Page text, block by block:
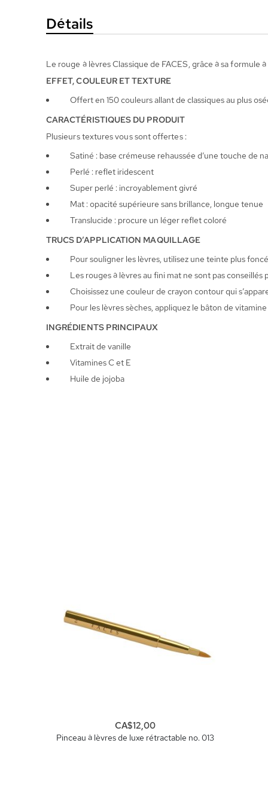
d’imagesDétails
Le rouge à lèvres Classique de FACES, grâce à sa
EFFET, COULEUR ET TEXTURE
Offert en 150 couleurs allant de classiques au plus
CARACTÉRISTIQUES DU PRODUIT
Plusieurs textures vous sont offertes :
Satiné : base crémeuse rehaussée d’une touche de
Perlé : reflet iridescent
Super perlé : incroyablement givré
Mat : opacité supérieure sans brillance, longue tenue
Translucide : procure un léger reflet coloré
TRUCS D’APPLICATION MAQUILLAGE
Pour souligner les lèvres, utilisez une teinte plus
Les rouges à lèvres au fini mat ne sont pas
Choisissez une couleur de crayon contour qui
Pour les lèvres sèches, appliquez le bâton de
INGRÉDIENTS PRINCIPAUX
Extrait de vanille
Vitamines C et E
Huile de jojoba
Pinceau à lèvres de luxe rétractable no. 013
CA$12,00